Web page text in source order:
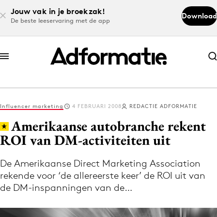
Jouw vak in je broekzak!
De beste leeservaring met de app
Download
Abonneer nu
Abonneer nu
Log in
Volg het laatste nieuws via de Adformatie
Nieuws app
Influencer marketing 4 FEBRUARI 2008 REDACTIE ADFORMATIE
Amerikaanse autobranche rekent
ROI van DM-activiteiten uit
De Amerikaanse Direct Marketing Association
rekende voor ‘de allereerste keer’ de ROI uit van
de DM-inspanningen van de…